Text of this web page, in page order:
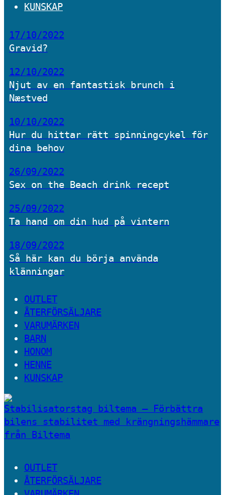
KUNSKAP
17/10/2022
Gravid?
12/10/2022
Njut av en fantastisk brunch i
Næstved
10/10/2022
Hur du hittar rätt spinningcykel för
dina behov
26/09/2022
Sex on the Beach drink recept
25/09/2022
Ta hand om din hud på vintern
18/09/2022
Så här kan du börja använda
klänningar
OUTLET
ÅTERFÖRSÄLJARE
VARUMÄRKEN
BARN
HONOM
HENNE
KUNSKAP
Stabilisatorstag biltema – Förbättra
bilens stabilitet med krängningshämmare
från Biltema
OUTLET
ÅTERFÖRSÄLJARE